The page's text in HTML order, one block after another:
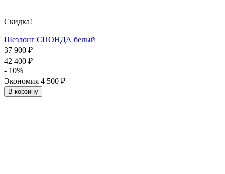
Скидка!
Шезлонг СПОНДА белый
37 900 ₽
42 400 ₽
- 10%
Экономия 4 500 ₽
В корзину